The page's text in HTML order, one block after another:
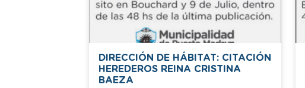
DIRECCIÓN DE HÁBITAT: CITACIÓN
HEREDEROS REINA CRISTINA
BAEZA